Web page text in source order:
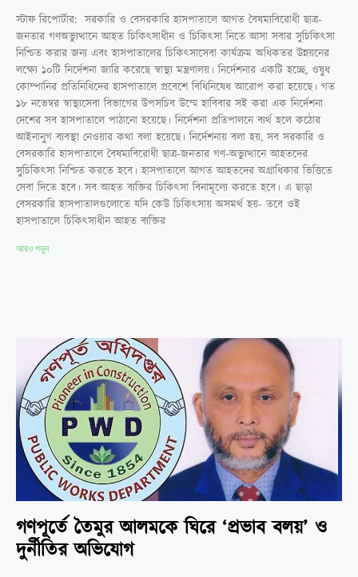
স্টাফ রিপোর্টার: সরকারি ও বেসরকারি হাসপাতালে আগত বৈষম্যবিরোধী ছাত্র-
জনতার গণঅভ্যুত্থানে আহত চিকিৎসাধীন ও চিকিৎসা নিতে আসা সবার সুচিকিৎসা
নিশ্চিত করার জন্য এবং হাসপাতালের চিকিৎসাসেবা কার্যক্রম অধিকতর উন্নয়নের
লক্ষ্যে ১০টি নির্দেশনা জারি করেছে স্বাস্থ্য মন্ত্রণালয়। নির্দেশনার একটি হচ্ছে, ওষুধ
কোম্পানির প্রতিনিধিদের হাসপাতালে প্রবেশে বিধিনিষেধ আরোপ করা হয়েছে। গত
১৮ নভেম্বর স্বাস্থ্যসেবা বিভাগের উপসচিব উম্মে হাবিবার সই করা এক নির্দেশনা
দেশের সব হাসপাতালে পাঠানো হয়েছে। নির্দেশনা প্রতিপালনে ব্যর্থ হলে কঠোর
আইনানুগ ব্যবস্থা নেওয়ার কথা বলা হয়েছে। নির্দেশনায় বলা হয়, সব সরকারি ও
বেসরকারি হাসপাতালে বৈষম্যবিরোধী ছাত্র-জনতার গণ-অভ্যুত্থানে আহতদের
সুচিকিৎসা নিশ্চিত করতে হবে। হাসপাতালে আগত আহতদের অগ্রাধিকার ভিত্তিতে
সেবা দিতে হবে। সব আহত ব্যক্তির চিকিৎসা বিনামূল্যে করতে হবে। এ ছাড়া
বেসরকারি হাসপাতালগুলোতে যদি কেউ চিকিৎসায় অসমর্থ হয়- তবে ওই
হাসপাতালে চিকিৎসাধীন আহত ব্যক্তির
আরও পড়ুন
গণপূর্তে তৈমুর আলমকে ঘিরে ‘প্রভাব বলয়’ ও
দুর্নীতির অভিযোগ